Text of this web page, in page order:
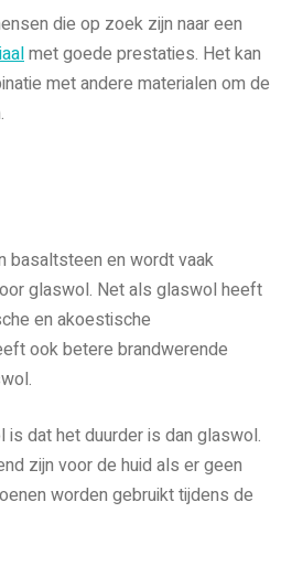
die op zoek zijn naar een
met goede prestaties. Het kan
met andere materialen om de
basaltsteen en wordt vaak
glaswol. Net als glaswol heeft
en akoestische
ook betere brandwerende
dat het duurder is dan glaswol.
zijn voor de huid als er geen
worden gebruikt tijdens de